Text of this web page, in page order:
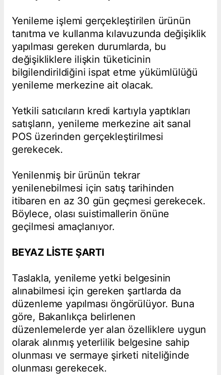
Yenileme işlemi gerçekleştirilen ürünün
tanıtma ve kullanma kılavuzunda değişiklik
yapılması gereken durumlarda, bu
değişikliklere ilişkin tüketicinin
bilgilendirildiğini ispat etme yükümlülüğü
yenileme merkezine ait olacak.
Yetkili satıcıların kredi kartıyla yaptıkları
satışların, yenileme merkezine ait sanal
POS üzerinden gerçekleştirilmesi
gerekecek.
Yenilenmiş bir ürünün tekrar
yenilenebilmesi için satış tarihinden
itibaren en az 30 gün geçmesi gerekecek.
Böylece, olası suistimallerin önüne
geçilmesi amaçlanıyor.
BEYAZ LİSTE ŞARTI
Taslakla, yenileme yetki belgesinin
alınabilmesi için gereken şartlarda da
düzenleme yapılması öngörülüyor. Buna
göre, Bakanlıkça belirlenen
düzenlemelerde yer alan özelliklere uygun
olarak alınmış yeterlilik belgesine sahip
olunması ve sermaye şirketi niteliğinde
olunması gerekecek.